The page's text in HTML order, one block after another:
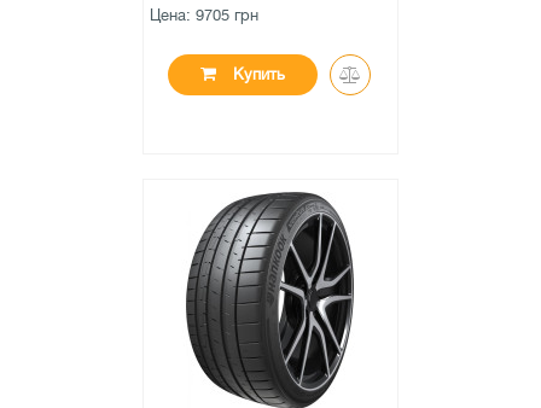
Цена: 9705 грн
Купить
в наличии
0 отзывов